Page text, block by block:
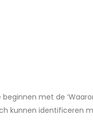
met de
kunnen identificeren